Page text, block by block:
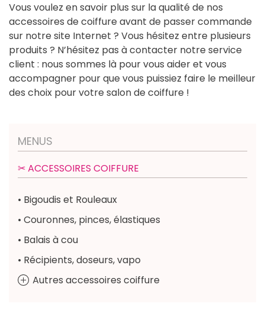
Vous voulez en savoir plus sur la qualité de nos
accessoires de coiffure avant de passer commande
sur notre site Internet ? Vous hésitez entre plusieurs
produits ? N’hésitez pas à contacter notre service
client : nous sommes là pour vous aider et vous
accompagner pour que vous puissiez faire le meilleur
des choix pour votre salon de coiffure !
MENUS
✂︎ ACCESSOIRES COIFFURE
• Bigoudis et Rouleaux
• Couronnes, pinces, élastiques
• Balais à cou
• Récipients, doseurs, vapo
Autres accessoires coiffure